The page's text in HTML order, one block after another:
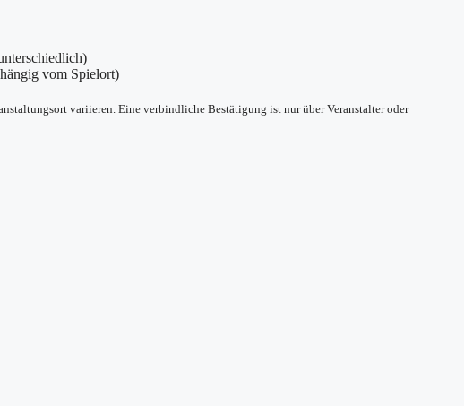
vom Spielort)
variieren. Eine verbindliche Bestätigung ist nur über Veranstalter oder